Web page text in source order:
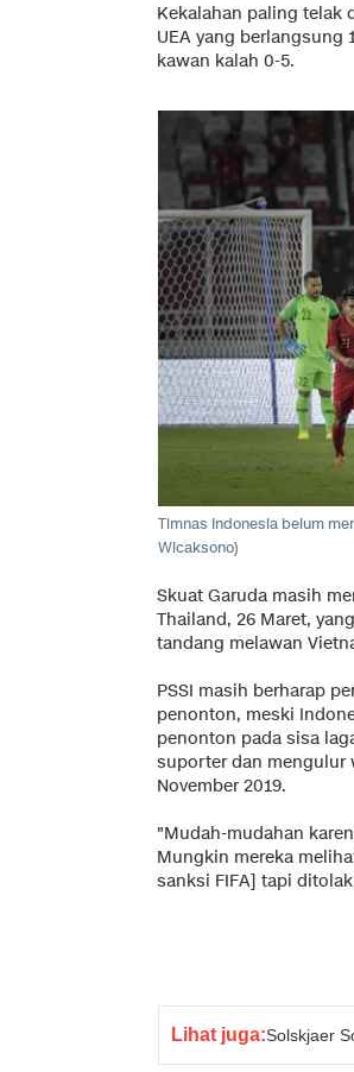
Kekalahan paling telak
UEA yang berlangsung
kawan kalah 0-5.
Timnas Indonesia belum
Wicaksono)
Skuat Garuda masih
Thailand, 26 Maret,
tandang melawan
PSSI masih berharap
penonton, meski
penonton pada sisa
suporter dan mengulur
November 2019.
"Mudah-mudahan
Mungkin mereka
sanksi FIFA] tapi
Lihat juga:Solskjaer